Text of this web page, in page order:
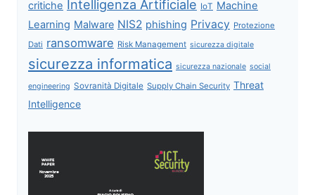
critiche Intelligenza Artificiale IoT Machine
Learning Malware NIS2 phishing Privacy Protezione
Dati ransomware Risk Management sicurezza digitale
sicurezza informatica sicurezza nazionale social
engineering Sovranità Digitale Supply Chain Security Threat
Intelligence